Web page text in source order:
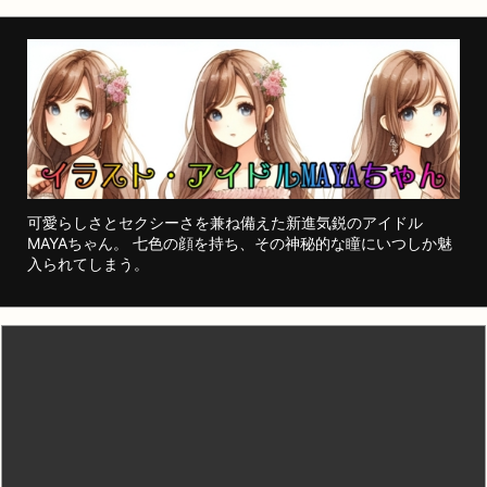
可愛らしさとセクシーさを兼ね備えた新進気鋭のアイドル
MAYAちゃん。 七色の顔を持ち、その神秘的な瞳にいつしか魅
入られてしまう。